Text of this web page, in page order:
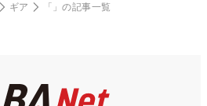
ギア 「」の記事一覧